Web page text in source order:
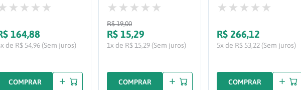
164,88
de R$ 54,96 (Sem juros)
COMPRAR
05UN
R$19,00
R$ 15,29
1x de R$ 15,29 (Sem juros)
COMPRAR
R$ 266,12
5x de R$ 53,22 (Sem juros)
COMPRAR